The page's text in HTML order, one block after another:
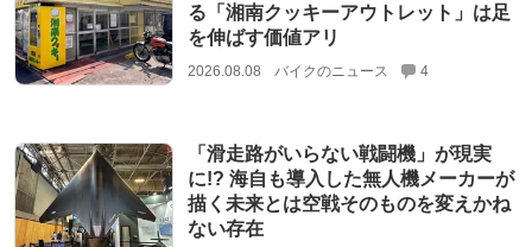
る「湘南クッキーアウトレット」は足
を伸ばす価値アリ
2026.08.08 バイクのニュース 4
「滑走路がいらない戦闘機」が現実
に!? 海自も導入した無人機メーカーが
描く未来とは空戦そのものを変えかね
ない存在